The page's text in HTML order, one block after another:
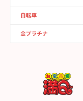
自転車
金プラチナ